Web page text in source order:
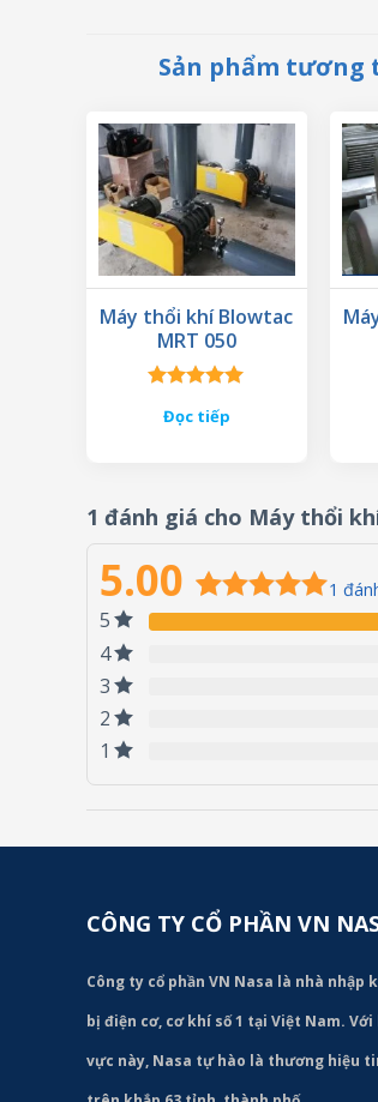
Sản phẩm tương
Máy thổi khí Blowtac
MRT 050
hạng 5.00
Đọc tiếp
1 đánh giá cho Máy thổi
5.00 1
5
4
3
2
1
CÔNG TY CỔ PHẦN VN
Công ty cổ phần VN Nasa là nhà nhập
bị điện cơ, cơ khí số 1 tại Việt Nam.
vực này, Nasa tự hào là thương hiệu